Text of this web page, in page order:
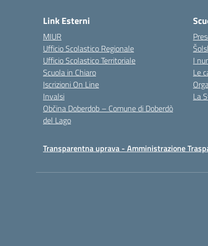
Link Esterni
MIUR
Ufficio Scolastico Regionale
Ufficio Scolastico Territoriale
Scuola in Chiaro
Iscrizioni On Line
Invalsi
Občina Doberdob – Comune di Doberdò
del Lago
I
Le
La
Transparentna uprava - Amministrazione